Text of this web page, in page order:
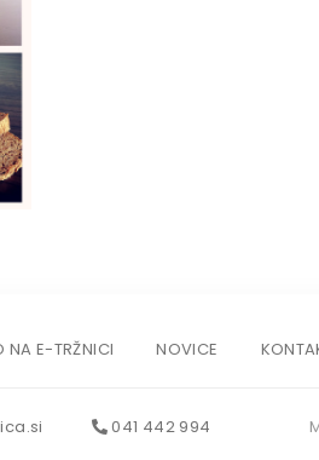
NA E-TRŽNICI NOVICE
041 442 994